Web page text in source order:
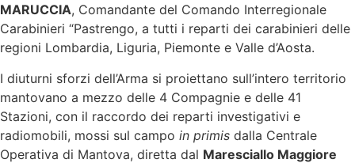
MARUCCIA, Comandante del Comando Interregionale
Carabinieri “Pastrengo, a tutti i reparti dei carabinieri delle
regioni Lombardia, Liguria, Piemonte e Valle d’Aosta.
I diuturni sforzi dell’Arma si proiettano sull’intero territorio
mantovano a mezzo delle 4 Compagnie e delle 41
Stazioni, con il raccordo dei reparti investigativi e
radiomobili, mossi sul campo in primis dalla Centrale
Operativa di Mantova, diretta dal Maresciallo Maggiore